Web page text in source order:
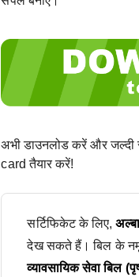
अभी डाउनलोड करें और जल्दी
card तैयार करें!
सर्टिफिकेट के लिए,
देख सकते हैं। बिल के
व्यावसायिक सेवा बिल